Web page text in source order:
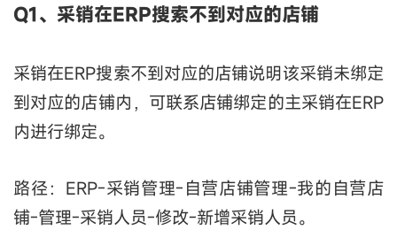
Q1、采销在ERP搜索不到对应的店铺
采销在ERP搜索不到对应的店铺说明该采销未绑定
到对应的店铺内，可联系店铺绑定的主采销在ERP
内进行绑定。
路径：ERP-采销管理-自营店铺管理-我的自营店
铺-管理-采销人员-修改-新增采销人员。